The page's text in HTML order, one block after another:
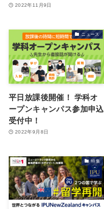
2022年11月9日
ニュース
平日放課後開催！ 学科オ
ープンキャンパス参加申込
受付中！
2022年9月8日
特集